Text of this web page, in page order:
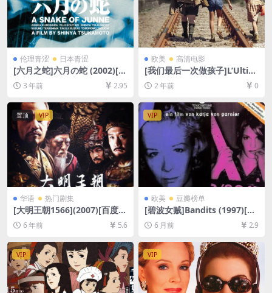
伦理青涩 日本青涩
[六月之蛇]六月の蛇 (2002)[百
度网盘+迅雷云盘资源1080P
超清未删减][MP4/4.6GB][日
语中字]
3 年前 2.95
欧美 高清电影
[我们最后一次做孩子]L’Ultim
a Volta Che Siamo Stati Ba
mbini (2023)[百度网盘+夸克
网盘1080P超清未删减资源]
[网盘在线播放/下载][MP4/6.
9GB][中英字幕]
2 年前 0
置顶 VIP
华语 热门剧集
[大明王朝1566](2007)[百度网
盘+夸克网盘Ai 4K超清未删减
资源][网盘在线播放/下载][MP
6 年前 5.6
VIP
欧美 豆瓣榜单
[碧波女贼]Bandits (1997)[百
度网盘+夸克网盘1080P超清
未删减资源][网盘在线播放/下
6 月前 2.9
VIP VIP